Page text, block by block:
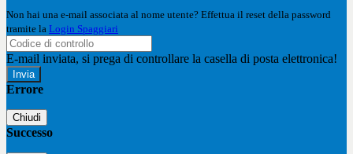
Non hai una e-mail associata al nome utente? Effettua il reset della password
tramite la Login Spaggiari
E-mail inviata, si prega di controllare la casella di posta elettronica!
Errore
Chiudi
Successo